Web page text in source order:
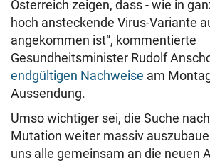
Österreich zeigen, dass - wie in
hoch ansteckende Virus-Variante
angekommen ist“, kommentierte
Gesundheitsminister Rudolf
endgültigen Nachweise am
Aussendung.
Umso wichtiger sei, die Suche
Mutation weiter massiv
uns alle gemeinsam an die neuen